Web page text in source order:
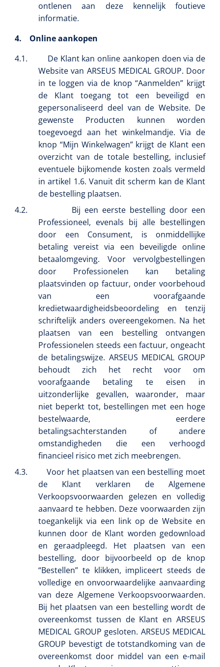
PERMA-HAND™ silk hechtdraad 3/0 - 16 mm - 75 cm -
FW502 - 1 st
Mölnlycke 1010460
Mesalt® zoutverband - 7,5 x 7,5 cm - steriel - 30 st
1104114
Mepilex border sacrum - 23 x 23 cm - 1 x 5 st
1518880
Endobiopsie - standaard model CH9 - 1 x 25 st
ontlenen aan deze kennelijk foutieve
informatie.
4.
Online aankopen
4.1.
De Klant kan online aankopen doen via de
Website van ARSEUS MEDICAL GROUP. Door
in te loggen via de knop “Aanmelden” krijgt
de Klant toegang tot een beveiligd en
gepersonaliseerd deel van de Website. De
gewenste Producten kunnen worden
toegevoegd aan het winkelmandje. Via de
knop “Mijn Winkelwagen” krijgt de Klant een
overzicht van de totale bestelling, inclusief
eventuele bijkomende kosten zoals vermeld
in artikel 1.6. Vanuit dit scherm kan de Klant
de bestelling plaatsen.
4.2.
Bij een eerste bestelling door een
Professioneel, evenals bij alle bestellingen
door een Consument, is onmiddellijke
betaling vereist via een beveiligde online
betaalomgeving. Voor vervolgbestellingen
door Professionelen kan betaling
plaatsvinden op factuur, onder voorbehoud
van een voorafgaande
kredietwaardigheidsbeoordeling en tenzij
schriftelijk anders overeengekomen. Na het
plaatsen van een bestelling ontvangen
Professionelen steeds een factuur, ongeacht
de betalingswijze. ARSEUS MEDICAL GROUP
behoudt zich het recht voor om
voorafgaande betaling te eisen in
uitzonderlijke gevallen, waaronder, maar
niet beperkt tot, bestellingen met een hoge
bestelwaarde, eerdere
betalingsachterstanden of andere
omstandigheden die een verhoogd
financieel risico met zich meebrengen.
4.3.
Voor het plaatsen van een bestelling moet
de Klant verklaren de Algemene
Verkoopsvoorwaarden gelezen en volledig
aanvaard te hebben. Deze voorwaarden zijn
toegankelijk via een link op de Website en
kunnen door de Klant worden gedownload
en geraadpleegd. Het plaatsen van een
bestelling, door bijvoorbeeld op de knop
“Bestellen” te klikken, impliceert steeds de
volledige en onvoorwaardelijke aanvaarding
van deze Algemene Verkoopsvoorwaarden.
Bij het plaatsen van een bestelling wordt de
overeenkomst tussen de Klant en ARSEUS
MEDICAL GROUP gesloten. ARSEUS MEDICAL
GROUP bevestigt de totstandkoming van de
overeenkomst door middel van een e-mail